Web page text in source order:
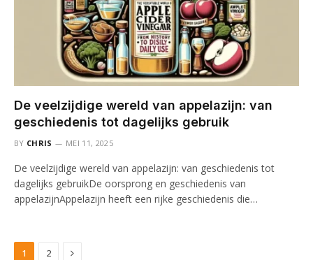
De veelzijdige wereld van appelazijn: van
geschiedenis tot dagelijks gebruik
BY CHRIS MEI 11, 2025
De veelzijdige wereld van appelazijn: van geschiedenis tot
dagelijks gebruikDe oorsprong en geschiedenis van
appelazijnAppelazijn heeft een rijke geschiedenis die…
1 2 Next